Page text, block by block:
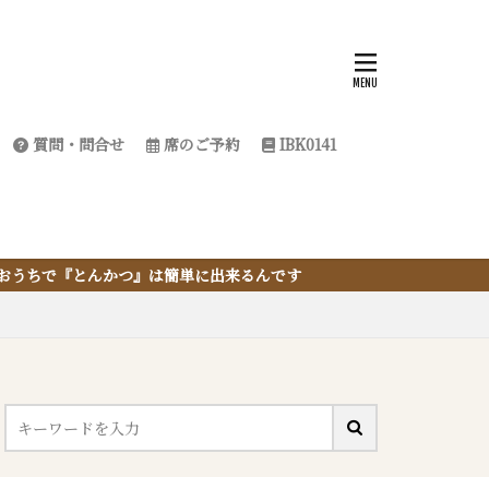
質問・問合せ 席のご予約 IBK0141
単に出来るんです